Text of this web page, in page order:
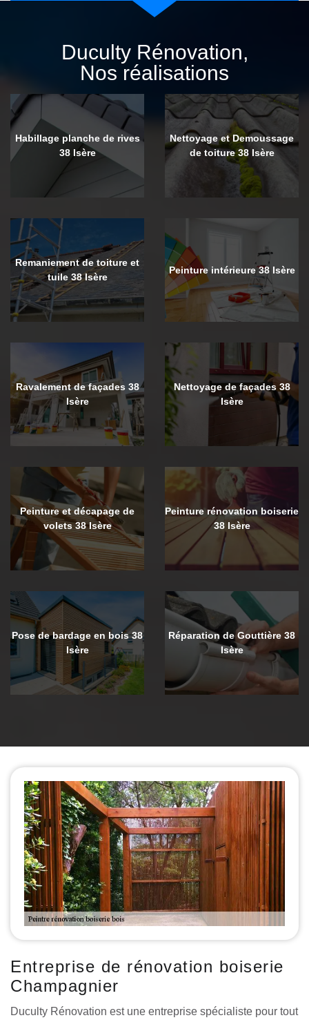
Duculty Rénovation,
Nos réalisations
Habillage planche de rives
38 Isère
Nettoyage et Demoussage
de toiture 38 Isère
Remaniement de toiture et
tuile 38 Isère
Peinture intérieure 38 Isère
Ravalement de façades 38
Isère
Nettoyage de façades 38
Isère
Peinture et décapage de
volets 38 Isère
Peinture rénovation boiserie
38 Isère
Pose de bardage en bois 38
Isère
Réparation de Gouttière 38
Isère
Entreprise de rénovation boiserie
Champagnier
Duculty Rénovation est une entreprise spécialiste pour tout